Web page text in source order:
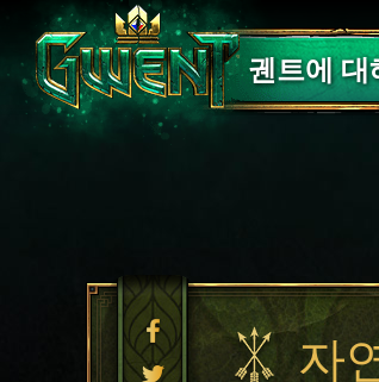
궨트에 대
고객 지원
자